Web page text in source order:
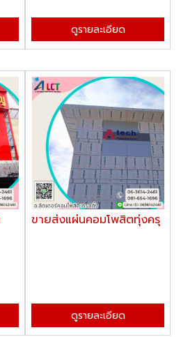
ดูรายละเอียด
ขายส่งแผ่นคอมโพสิตทุ่งครุ
ดูรายละเอียด